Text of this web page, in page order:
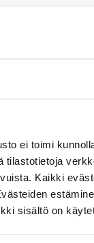
ei toimi
tilastotietoja
Kaikki
sisältö on